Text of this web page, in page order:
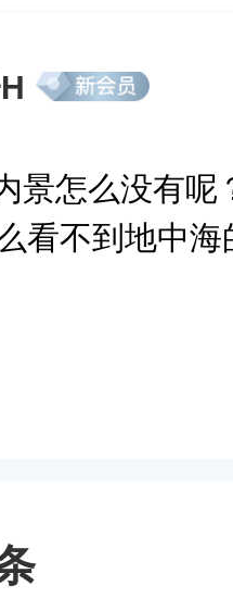
景怎么没有呢
看不到地中